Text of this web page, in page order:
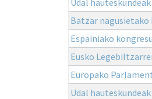
Batzar nagusietako
Espainiako
Eusko
Europako
Udal hauteskundeak